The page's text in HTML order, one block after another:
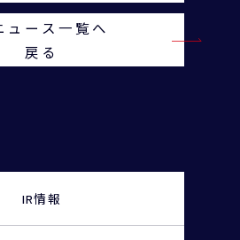
ュース一覧へ
戻る
IR情報